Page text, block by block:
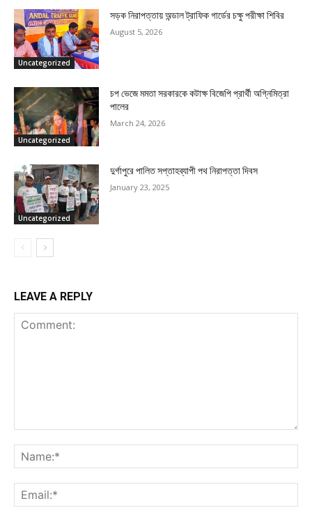
Uncategorized
সড়ক নিরাপত্তায় অন্ডাল ট্রাফিক গার্ডের চক্ষু পরীক্ষা শিবির
August 5, 2026
Uncategorized
চপ ভেজে মমতা সরকারকে কটাক্ষ বিজেপি প্রার্থী অগ্নিমিত্রা
পালের
March 24, 2026
Uncategorized
দুর্গাপুরে পালিত সপ্তাহব্যাপী পথ নিরাপত্তা দিবস
January 23, 2025
LEAVE A REPLY